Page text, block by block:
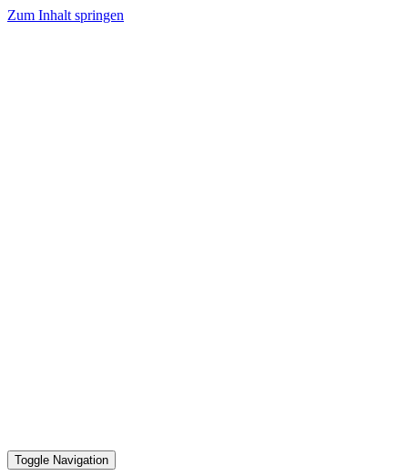
Zum Inhalt springen
Toggle Navigation